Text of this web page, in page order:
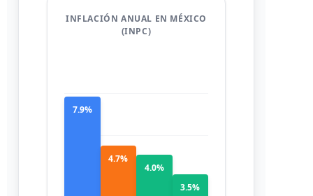
INFLACIÓN ANUAL EN MÉXICO
(INPC)
7.9%
4.7%
4.0%
3.5%